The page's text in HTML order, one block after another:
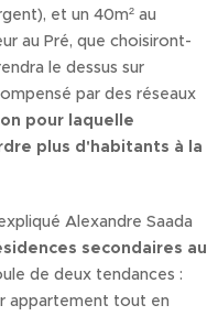
et un 40m² au
au Pré, que choisiront-
le dessus sur
par des réseaux
pour laquelle
plus d'habitants à la
Alexandre Saada
secondaires au
de deux tendances :
appartement tout en